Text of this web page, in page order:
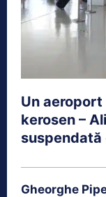
Un aeroport
kerosen –
suspendată
Gheorghe